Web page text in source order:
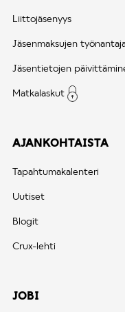
Liittojäsenyys
Jäsenmaksujen
Jäsentietojen
Matkalaskut
AJANKOHTAISTA
Tapahtumakalenteri
Uutiset
Blogit
Crux-lehti
JOBI